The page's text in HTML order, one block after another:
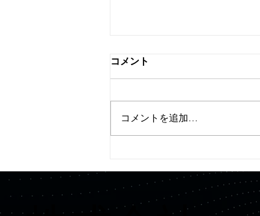
Quemix、Hondaより資金調
達を実施
コメント
コメントを追加…